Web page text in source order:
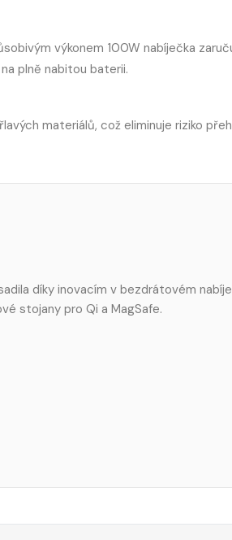
výkonem 100W nabíječka
plně nabitou baterii.
materiálů, což eliminuje riziko
díky inovacím v bezdrátovém
stojany pro Qi a MagSafe.